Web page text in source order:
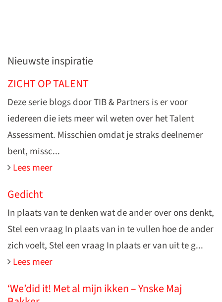
Nieuwste inspiratie
ZICHT OP TALENT
Deze serie blogs door TIB & Partners is er voor
iedereen die iets meer wil weten over het Talent
Assessment. Misschien omdat je straks deelnemer
bent, missc...
Lees meer
Gedicht
In plaats van te denken wat de ander over ons denkt,
Stel een vraag In plaats van in te vullen hoe de ander
zich voelt, Stel een vraag In plaats er van uit te g...
Lees meer
‘We’did it! Met al mijn ikken – Ynske Maj